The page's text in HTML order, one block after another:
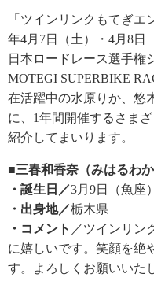
「ツインリンクもてぎエ
年4月7日（土）・4月8日
日本ロードレース選手権
MOTEGI SUPERBIKE
在活躍中の水原りか、悠
に、1年間開催するさま
紹介してまいります。
■三春和香奈（みはるわか
・誕生日／3月9日（魚座）
・出身地／栃木県
・コメント ／ツインリン
に嬉しいです。笑顔を絶
す。よろしくお願いいた